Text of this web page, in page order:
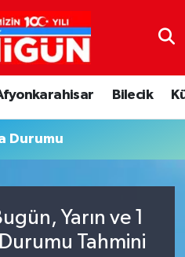
Bilecik
Durumu
Yarın ve 1
Tahmini